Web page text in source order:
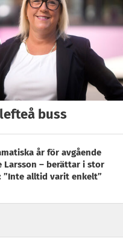
buss
år för avgående
Larsson – berättar i stor
”Inte alltid varit enkelt”